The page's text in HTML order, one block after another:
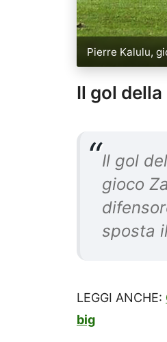
Pierre Kalulu,
Il gol della
Il gol
gioco
sposta
LEGGI ANCHE:
big